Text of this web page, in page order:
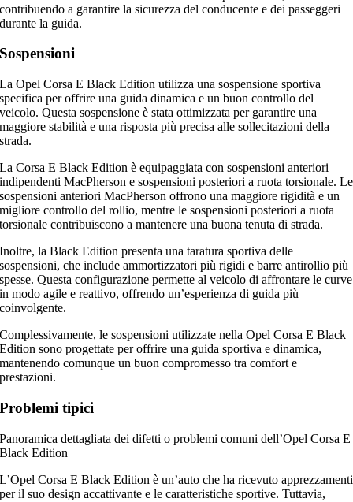
contribuendo a garantire la sicurezza del conducente e dei passeggeri
durante la guida.
Sospensioni
La Opel Corsa E Black Edition utilizza una sospensione sportiva
specifica per offrire una guida dinamica e un buon controllo del
veicolo. Questa sospensione è stata ottimizzata per garantire una
maggiore stabilità e una risposta più precisa alle sollecitazioni della
strada.
La Corsa E Black Edition è equipaggiata con sospensioni anteriori
indipendenti MacPherson e sospensioni posteriori a ruota torsionale. Le
sospensioni anteriori MacPherson offrono una maggiore rigidità e un
migliore controllo del rollio, mentre le sospensioni posteriori a ruota
torsionale contribuiscono a mantenere una buona tenuta di strada.
Inoltre, la Black Edition presenta una taratura sportiva delle
sospensioni, che include ammortizzatori più rigidi e barre antirollio più
spesse. Questa configurazione permette al veicolo di affrontare le curve
in modo agile e reattivo, offrendo un’esperienza di guida più
coinvolgente.
Complessivamente, le sospensioni utilizzate nella Opel Corsa E Black
Edition sono progettate per offrire una guida sportiva e dinamica,
mantenendo comunque un buon compromesso tra comfort e
prestazioni.
Problemi tipici
Panoramica dettagliata dei difetti o problemi comuni dell’Opel Corsa E
Black Edition
L’Opel Corsa E Black Edition è un’auto che ha ricevuto apprezzamenti
per il suo design accattivante e le caratteristiche sportive. Tuttavia,